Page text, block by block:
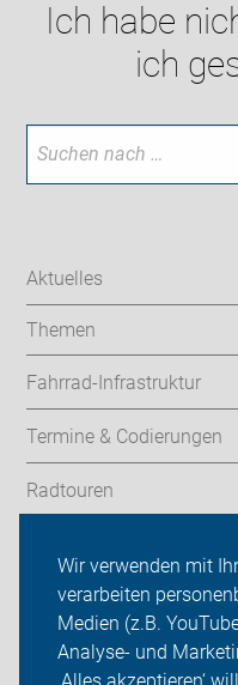
Wir verwenden mit
verarbeiten
Medien (z.B.
Analyse- und
Ich habe
ich
Aktuelles
Themen
Fahrrad-Infrastruktur
Termine & Codierungen
Radtouren
Über uns
Sei dabei